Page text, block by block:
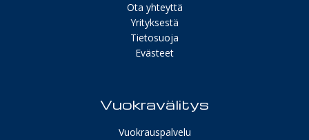
Ota yhteyttä
Yrityksestä
Tietosuoja
Evästeet
Vuokravälitys
Vuokrauspalvelu